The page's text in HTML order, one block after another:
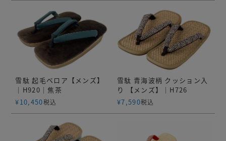
雪駄 起毛ベロア【メンズ】
｜H920｜焦茶
¥10,450税込
雪駄 青海波柄 クッション入
り 【メンズ】｜H726
¥7,590税込